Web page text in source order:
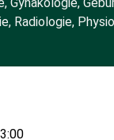
Radiologie,